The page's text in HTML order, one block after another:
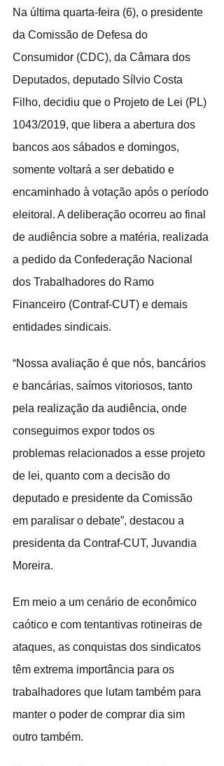
Na última quarta-feira (6), o presidente
da Comissão de Defesa do
Consumidor (CDC), da Câmara dos
Deputados, deputado Sílvio Costa
Filho, decidiu que o Projeto de Lei (PL)
1043/2019, que libera a abertura dos
bancos aos sábados e domingos,
somente voltará a ser debatido e
encaminhado à votação após o período
eleitoral. A deliberação ocorreu ao final
de audiência sobre a matéria, realizada
a pedido da Confederação Nacional
dos Trabalhadores do Ramo
Financeiro (Contraf-CUT) e demais
entidades sindicais.
“Nossa avaliação é que nós, bancários
e bancárias, saímos vitoriosos, tanto
pela realização da audiência, onde
conseguimos expor todos os
problemas relacionados a esse projeto
de lei, quanto com a decisão do
deputado e presidente da Comissão
em paralisar o debate”, destacou a
presidenta da Contraf-CUT, Juvandia
Moreira.
Em meio a um cenário de econômico
caótico e com tentantivas rotineiras de
ataques, as conquistas dos sindicatos
têm extrema importância para os
trabalhadores que lutam também para
manter o poder de comprar dia sim
outro também.